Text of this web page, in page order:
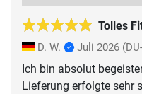
Tolles
D. W. Juli 2026
Ich bin absolut
Lieferung erfolgte sehr